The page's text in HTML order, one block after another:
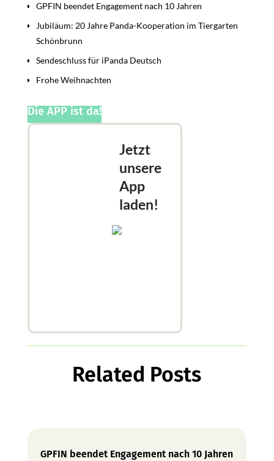
GPFIN beendet Engagement nach 10 Jahren
Jubiläum: 20 Jahre Panda-Kooperation im Tiergarten
Schönbrunn
Sendeschluss für iPanda Deutsch
Frohe Weihnachten
Die APP ist da!
Jetzt
unsere
App
laden!
Related Posts
GPFIN beendet Engagement nach 10 Jahren